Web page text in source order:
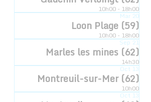
10h00 - 18h00
Mar20
Loon Plage (59)
10h00 - 18h00
Sep21
Marles les mines (62)
14h30
Oct13
Montreuil-sur-Mer (62)
10h00
Oct13
LIEU